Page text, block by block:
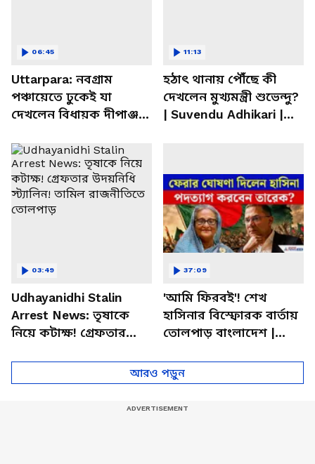
Uttarpara: নবগ্রাম
পঞ্চায়েতে ঢুকেই যা
দেখলেন বিধায়ক দীপাঞ্জন!
Chakraborty
06:45
হঠাৎ থানায় পৌঁছে কী
দেখলেন মুখ্যমন্ত্রী শুভেন্দু?
| Suvendu Adhikari |
11:13
Udhayanidhi Stalin
Arrest News: তৃষাকে
নিয়ে কটাক্ষ! গ্রেফতার
03:49
'আমি ফিরবই'! শেখ
হাসিনার বিস্ফোরক বার্তায়
তোলপাড় বাংলাদেশ |
Bangladesh News
37:09
আরও পড়ুন